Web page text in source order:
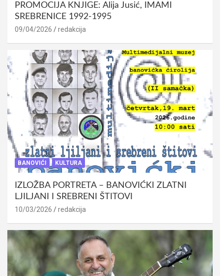
PROMOCIJA KNJIGE: Alija Jusić, IMAMI
SREBRENICE 1992-1995
09/04/2026 redakcija
BANOVIĆI KULTURA
IZLOŽBA PORTRETA – BANOVIĆKI ZLATNI
LJILJANI I SREBRENI ŠTITOVI
10/03/2026 redakcija